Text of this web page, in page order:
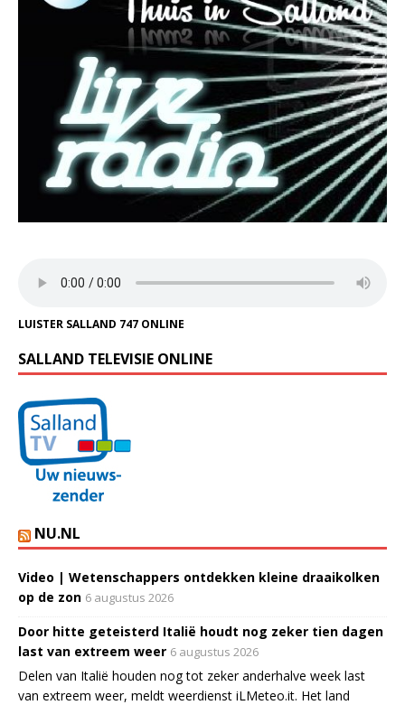
LUISTER SALLAND 747 ONLINE
SALLAND TELEVISIE ONLINE
NU.NL
Video | Wetenschappers ontdekken kleine draaikolken
op de zon 6 augustus 2026
Door hitte geteisterd Italië houdt nog zeker tien dagen
last van extreem weer 6 augustus 2026
Delen van Italië houden nog tot zeker anderhalve week last
van extreem weer, meldt weerdienst iLMeteo.it. Het land